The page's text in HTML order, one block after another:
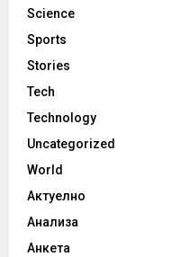
Science
Sports
Stories
Tech
Technology
Uncategorized
World
Актуелно
Анализа
Анкета